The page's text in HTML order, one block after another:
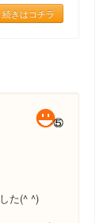
続きはコチラ
た(^ ^)